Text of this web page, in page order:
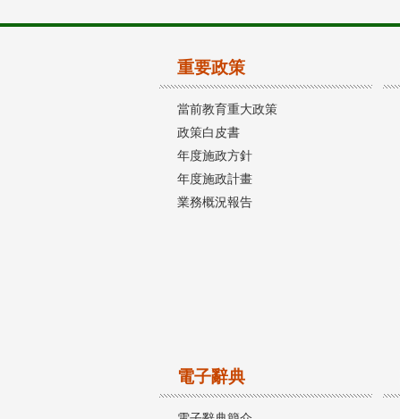
重要政策
當前教育重大政策
政策白皮書
年度施政方針
年度施政計畫
業務概況報告
電子辭典